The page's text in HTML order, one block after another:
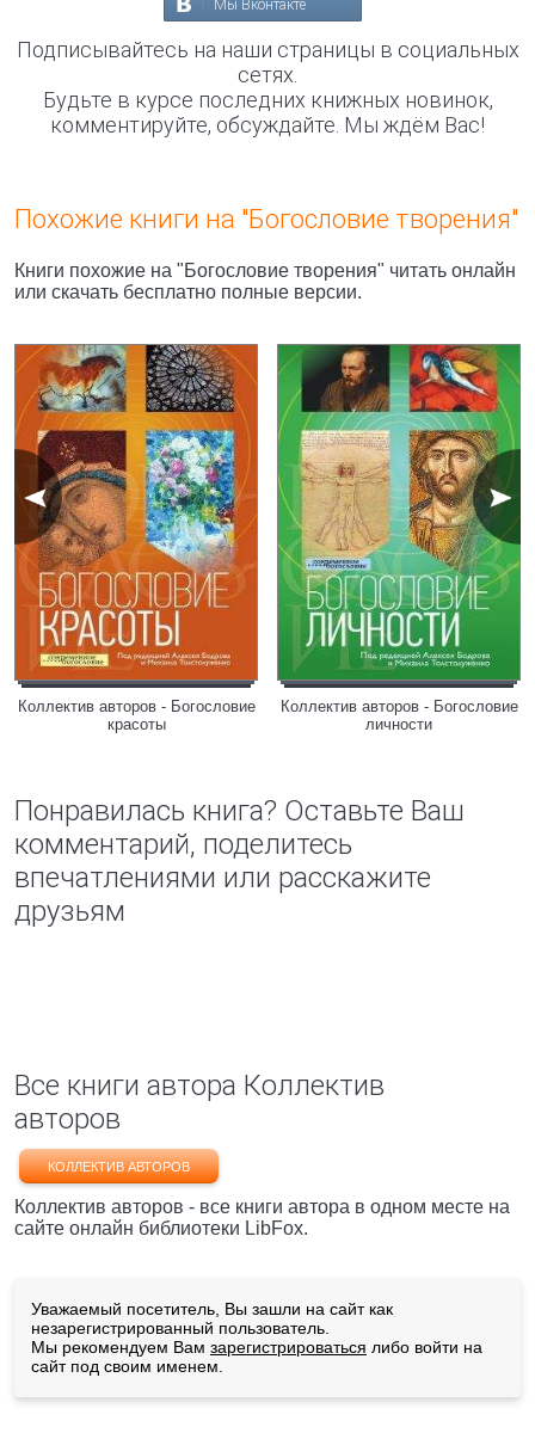
Мы Вконтакте
Подписывайтесь на наши страницы в социальных
сетях.
Будьте в курсе последних книжных новинок,
комментируйте, обсуждайте. Мы ждём Вас!
Похожие книги на "Богословие творения"
Книги похожие на "Богословие творения" читать онлайн
или скачать бесплатно полные версии.
Коллектив авторов - Богословие
красоты
Коллектив авторов - Богословие
личности
Понравилась книга? Оставьте Ваш
комментарий, поделитесь
впечатлениями или расскажите
друзьям
Все книги автора Коллектив
авторов
КОЛЛЕКТИВ АВТОРОВ
Коллектив авторов - все книги автора в одном месте на
сайте онлайн библиотеки LibFox.
Уважаемый посетитель, Вы зашли на сайт как
незарегистрированный пользователь.
Мы рекомендуем Вам зарегистрироваться либо войти на
сайт под своим именем.